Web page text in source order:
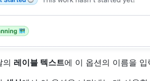
의 레이블 텍스트에 이 옵션의 이름을 입